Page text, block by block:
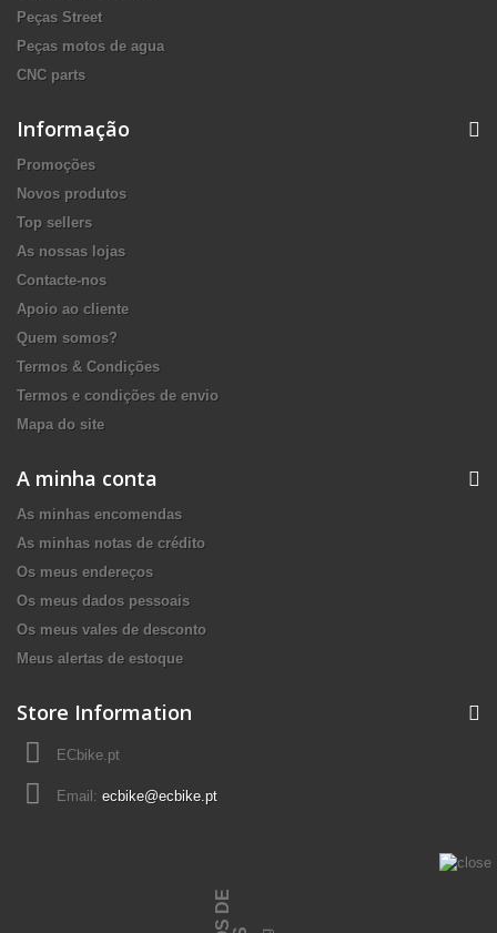
Peças Street
Peças motos de agua
CNC parts
Informação
Promoções
Novos produtos
Top sellers
As nossas lojas
Contacte-nos
Apoio ao cliente
Quem somos?
Termos & Condições
Termos e condições de envio
Mapa do site
A minha conta
As minhas encomendas
As minhas notas de crédito
Os meus endereços
Os meus dados pessoais
Os meus vales de desconto
Meus alertas de estoque
Store Information
ECbike.pt
Email: ecbike@ecbike.pt